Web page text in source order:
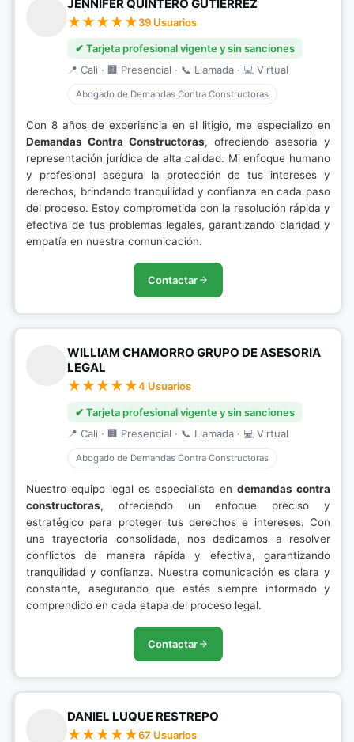
JENNIFER QUINTERO GUTIERREZ
39 Usuarios
✔ Tarjeta profesional vigente y sin sanciones
📍 Cali · 🏢 Presencial · 📞 Llamada · 💻 Virtual
Abogado de Demandas Contra Constructoras
Con 8 años de experiencia en el litigio, me especializo en
Demandas Contra Constructoras, ofreciendo asesoría y
representación jurídica de alta calidad. Mi enfoque humano
y profesional asegura la protección de tus intereses y
derechos, brindando tranquilidad y confianza en cada paso
del proceso. Estoy comprometida con la resolución rápida y
efectiva de tus problemas legales, garantizando claridad y
empatía en nuestra comunicación.
Contactar
WILLIAM CHAMORRO GRUPO DE ASESORIA
LEGAL
4 Usuarios
✔ Tarjeta profesional vigente y sin sanciones
📍 Cali · 🏢 Presencial · 📞 Llamada · 💻 Virtual
Abogado de Demandas Contra Constructoras
Nuestro equipo legal es especialista en demandas contra
constructoras, ofreciendo un enfoque preciso y
estratégico para proteger tus derechos e intereses. Con
una trayectoria consolidada, nos dedicamos a resolver
conflictos de manera rápida y efectiva, garantizando
tranquilidad y confianza. Nuestra comunicación es clara y
constante, asegurando que estés siempre informado y
comprendido en cada etapa del proceso legal.
Contactar
DANIEL LUQUE RESTREPO
67 Usuarios